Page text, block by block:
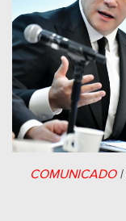
COMUNICADO|